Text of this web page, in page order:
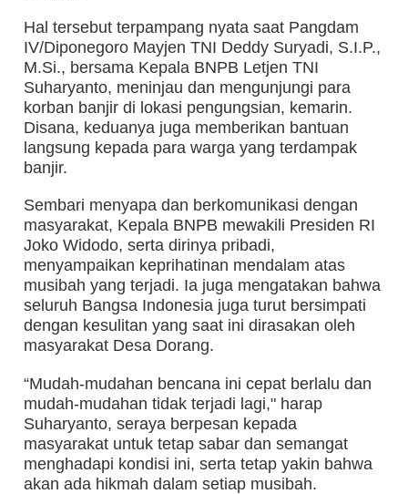
Hal tersebut terpampang nyata saat Pangdam
IV/Diponegoro Mayjen TNI Deddy Suryadi, S.I.P.,
M.Si., bersama Kepala BNPB Letjen TNI
Suharyanto, meninjau dan mengunjungi para
korban banjir di lokasi pengungsian, kemarin.
Disana, keduanya juga memberikan bantuan
langsung kepada para warga yang terdampak
banjir.
Sembari menyapa dan berkomunikasi dengan
masyarakat, Kepala BNPB mewakili Presiden RI
Joko Widodo, serta dirinya pribadi,
menyampaikan keprihatinan mendalam atas
musibah yang terjadi. Ia juga mengatakan bahwa
seluruh Bangsa Indonesia juga turut bersimpati
dengan kesulitan yang saat ini dirasakan oleh
masyarakat Desa Dorang.
“Mudah-mudahan bencana ini cepat berlalu dan
mudah-mudahan tidak terjadi lagi," harap
Suharyanto, seraya berpesan kepada
masyarakat untuk tetap sabar dan semangat
menghadapi kondisi ini, serta tetap yakin bahwa
akan ada hikmah dalam setiap musibah.